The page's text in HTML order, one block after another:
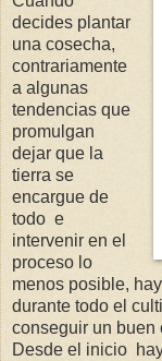
decides plantar
una cosecha,
contrariamente
a algunas
tendencias que
promulgan
dejar que la
tierra se
encargue de
todo e
intervenir en el
proceso lo
menos posible,
durante todo el
conseguir un buen
Desde el inicio